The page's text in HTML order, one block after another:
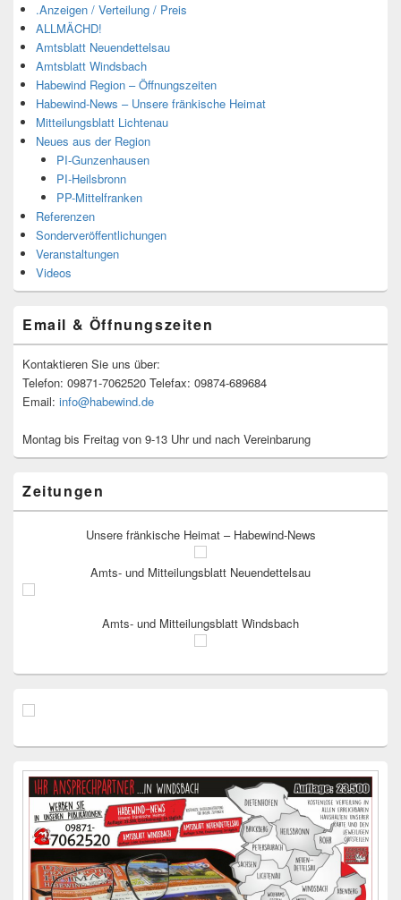
.Anzeigen / Verteilung / Preis
ALLMÄCHD!
Amtsblatt Neuendettelsau
Amtsblatt Windsbach
Habewind Region – Öffnungszeiten
Habewind-News – Unsere fränkische Heimat
Mitteilungsblatt Lichtenau
Neues aus der Region
PI-Gunzenhausen
PI-Heilsbronn
PP-Mittelfranken
Referenzen
Sonderveröffentlichungen
Veranstaltungen
Videos
Email & Öffnungszeiten
Kontaktieren Sie uns über:
Telefon: 09871-7062520 Telefax: 09874-689684
Email: info@habewind.de
Montag bis Freitag von 9-13 Uhr und nach Vereinbarung
Zeitungen
Unsere fränkische Heimat – Habewind-News
Amts- und Mitteilungsblatt Neuendettelsau
Amts- und Mitteilungsblatt Windsbach